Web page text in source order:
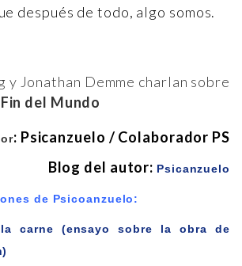
después de todo, algo somos.
Jonathan Demme charlan sobre
del Mundo
: Psicanzuelo / Colaborador PS
Blog del autor: Psicanzuelo
de Psicoanzuelo:
carne (ensayo sobre la obra de